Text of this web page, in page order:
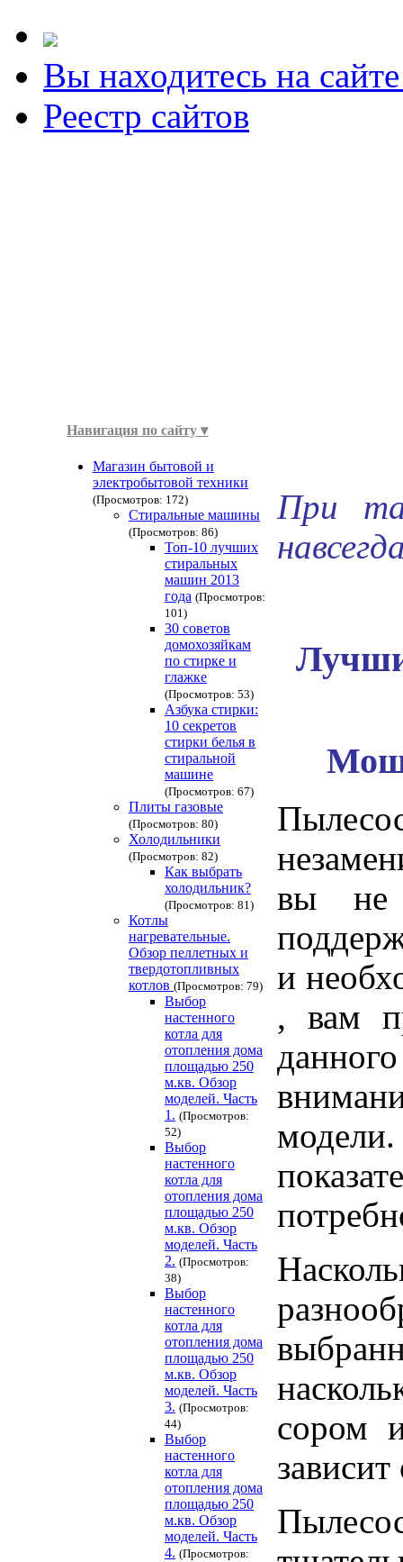
Вы находитесь на
Реестр сайтов
Навигация по сайту ▾
Магазин бытовой и
электробытовой техники
(Просмотров: 172)
Стиральные машины
(Просмотров: 86)
Топ-10 лучших
стиральных
машин 2013
года (Просмотров:
101)
30 советов
домохозяйкам
по стирке и
глажке
(Просмотров: 53)
Азбука стирки:
10 секретов
стирки белья в
стиральной
машине
(Просмотров: 67)
Плиты газовые
(Просмотров: 80)
Холодильники
(Просмотров: 82)
Как выбрать
холодильник?
(Просмотров: 81)
Котлы
нагревательные.
Обзор пеллетных и
твердотопливных
котлов (Просмотров: 79)
Выбор
настенного
котла для
отопления дома
площадью 250
м.кв. Обзор
моделей. Часть
1. (Просмотров:
52)
Выбор
настенного
котла для
отопления дома
площадью 250
м.кв. Обзор
моделей. Часть
2. (Просмотров:
38)
Выбор
настенного
котла для
отопления дома
площадью 250
м.кв. Обзор
моделей. Часть
3. (Просмотров:
44)
Выбор
настенного
котла для
отопления дома
площадью 250
м.кв. Обзор
моделей. Часть
4. (Просмотров:
При
вы не
и
, вам
сором